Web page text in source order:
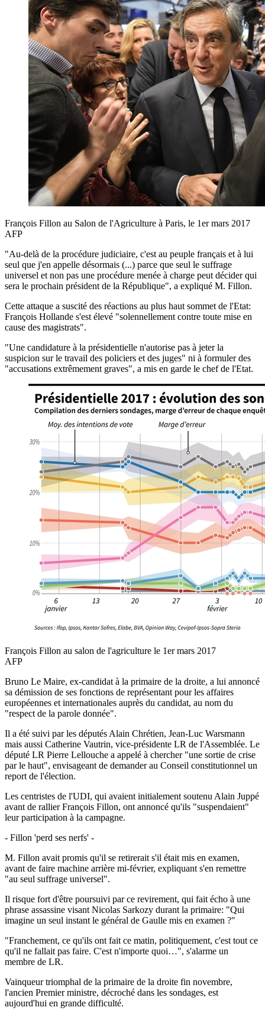
François Fillon au Salon de l'Agriculture à Paris, le 1er mars 2017
AFP
"Au-delà de la procédure judiciaire, c'est au peuple français et à lui
seul que j'en appelle désormais (...) parce que seul le suffrage
universel et non pas une procédure menée à charge peut décider qui
sera le prochain président de la République", a expliqué M. Fillon.
Cette attaque a suscité des réactions au plus haut sommet de l'Etat:
François Hollande s'est élevé "solennellement contre toute mise en
cause des magistrats".
"Une candidature à la présidentielle n'autorise pas à jeter la
suspicion sur le travail des policiers et des juges" ni à formuler des
"accusations extrêmement graves", a mis en garde le chef de l'Etat.
François Fillon au salon de l'agriculture le 1er mars 2017
AFP
Bruno Le Maire, ex-candidat à la primaire de la droite, a lui annoncé
sa démission de ses fonctions de représentant pour les affaires
européennes et internationales auprès du candidat, au nom du
"respect de la parole donnée".
Il a été suivi par les députés Alain Chrétien, Jean-Luc Warsmann
mais aussi Catherine Vautrin, vice-présidente LR de l'Assemblée. Le
député LR Pierre Lellouche a appelé à chercher "une sortie de crise
par le haut", envisageant de demander au Conseil constitutionnel un
report de l'élection.
Les centristes de l'UDI, qui avaient initialement soutenu Alain Juppé
avant de rallier François Fillon, ont annoncé qu'ils "suspendaient"
leur participation à la campagne.
- Fillon 'perd ses nerfs' -
M. Fillon avait promis qu'il se retirerait s'il était mis en examen,
avant de faire machine arrière mi-février, expliquant s'en remettre
"au seul suffrage universel".
Il risque fort d'être poursuivi par ce revirement, qui fait écho à une
phrase assassine visant Nicolas Sarkozy durant la primaire: "Qui
imagine un seul instant le général de Gaulle mis en examen ?"
"Franchement, ce qu'ils ont fait ce matin, politiquement, c'est tout ce
qu'il ne fallait pas faire. C'est n'importe quoi…", s'alarme un
membre de LR.
Vainqueur triomphal de la primaire de la droite fin novembre,
l'ancien Premier ministre, décroché dans les sondages, est
aujourd'hui en grande difficulté.